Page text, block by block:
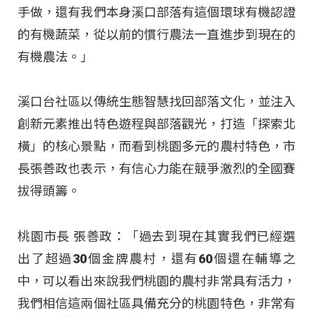
手做，還有我們本身溪口部落有這個環球有機認證
的有機蔬菜，從以前的慣行農法一直進步到現在的
有機農法。」
溪口台社區以傳統生態智慧找回部落文化，並注入
創新元素推出特色遊程與部落觀光，打造「探索北
橫」的核心景點，而看到桃園多元的農村特色，市
長張善政也表示，有信心力能在競爭激烈的全國賽
拔得頭籌。
桃園市長 張善政：「過去到現在其實我們已經選
出了超過30個金牌農村，還有60個還在輔導之
中，可以看出來說我們桃園的農村非常具有活力，
我們相信這兩個社區具備充分的桃園特色，非常有